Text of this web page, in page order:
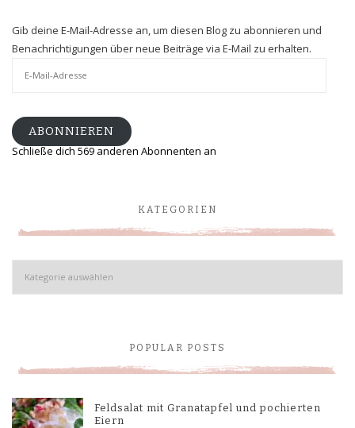
Gib deine E-Mail-Adresse an, um diesen Blog zu abonnieren und
Benachrichtigungen über neue Beiträge via E-Mail zu erhalten.
ABONNIEREN
Schließe dich 569 anderen Abonnenten an
KATEGORIEN
Kategorien
POPULAR POSTS
Feldsalat mit Granatapfel und pochierten
Eiern